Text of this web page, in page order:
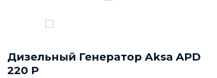
Дизельный Генератор Aksa APD
220 P